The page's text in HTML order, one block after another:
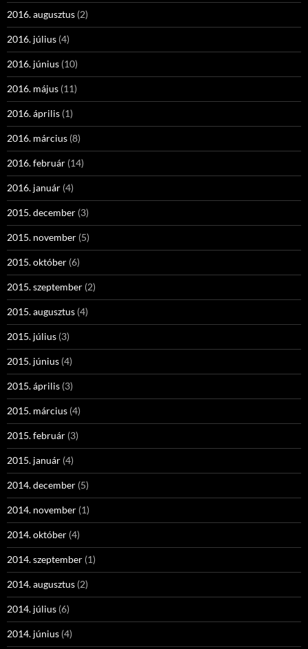
2016. augusztus (2)
2016. július (4)
2016. június (10)
2016. május (11)
2016. április (1)
2016. március (8)
2016. február (14)
2016. január (4)
2015. december (3)
2015. november (5)
2015. október (6)
2015. szeptember (2)
2015. augusztus (4)
2015. július (3)
2015. június (4)
2015. április (3)
2015. március (4)
2015. február (3)
2015. január (4)
2014. december (5)
2014. november (1)
2014. október (4)
2014. szeptember (1)
2014. augusztus (2)
2014. július (6)
2014. június (4)